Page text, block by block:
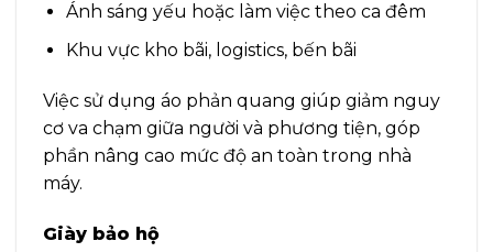
Ánh sáng yếu hoặc làm việc theo ca đêm
Khu vực kho bãi, logistics, bến bãi
Việc sử dụng áo phản quang giúp giảm nguy
cơ va chạm giữa người và phương tiện, góp
phần nâng cao mức độ an toàn trong nhà
máy.
Giày bảo hộ